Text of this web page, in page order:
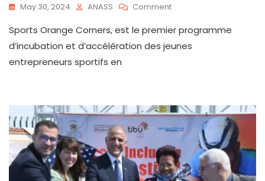
May 30, 2024 ANASS CommentOn
Tibu
Africa,
Maroc
Et
Bidaya
Incubateur
Donnent
Le
Sports Orange Corners, est le premier programme
d’incubation et d’accélération des jeunes
entrepreneurs sportifs en